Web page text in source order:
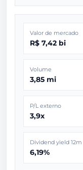
Valor de mercado
R$ 7,42 bi
Volume
3,85 mi
P/L externo
3,9x
Dividend yield 12m
6,19%